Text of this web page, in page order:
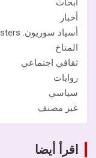
أبحاث
أخبار
أسياد سوريون. Syrian Masters
المناخ
ثقافي اجتماعي
روايات
سياسي
غير مصنف
اقرأ أيضا